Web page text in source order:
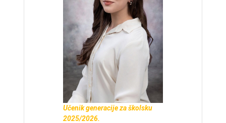
Učenik generacije za školsku
2025/2026.